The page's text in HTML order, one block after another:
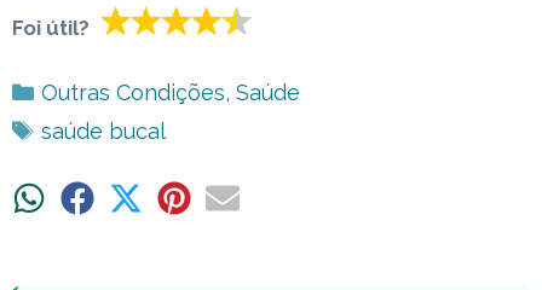
Foi útil?
Categorias
Outras Condições, Saúde
Tags
saúde bucal
ShareShare ShareShareShare